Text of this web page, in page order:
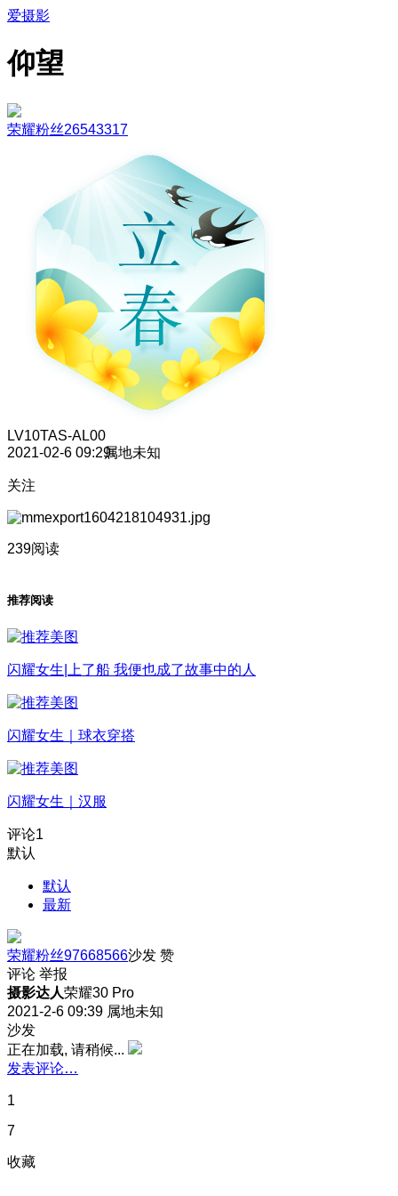
爱摄影
仰望
荣耀粉丝26543317
LV10TAS-AL00
2021-02-6 09:29属地未知
关注
239阅读
推荐阅读
闪耀女生|上了船 我便也成了故事中的人
闪耀女生｜球衣穿搭
闪耀女生｜汉服
评论1
默认
默认
最新
荣耀粉丝97668566沙发 赞
评论 举报
摄影达人荣耀30 Pro
2021-2-6 09:39 属地未知
沙发
正在加载, 请稍候...
发表评论…
1
7
收藏